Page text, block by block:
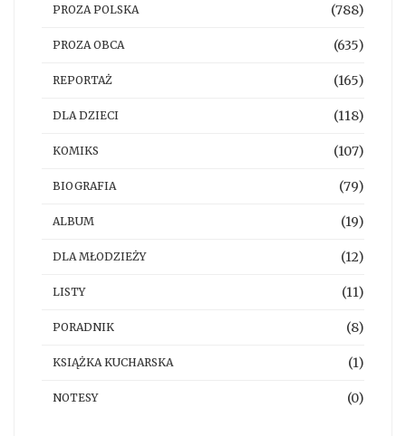
PROZA POLSKA (788)
PROZA OBCA (635)
REPORTAŻ (165)
DLA DZIECI (118)
KOMIKS (107)
BIOGRAFIA (79)
ALBUM (19)
DLA MŁODZIEŻY (12)
LISTY (11)
PORADNIK (8)
KSIĄŻKA KUCHARSKA (1)
NOTESY (0)